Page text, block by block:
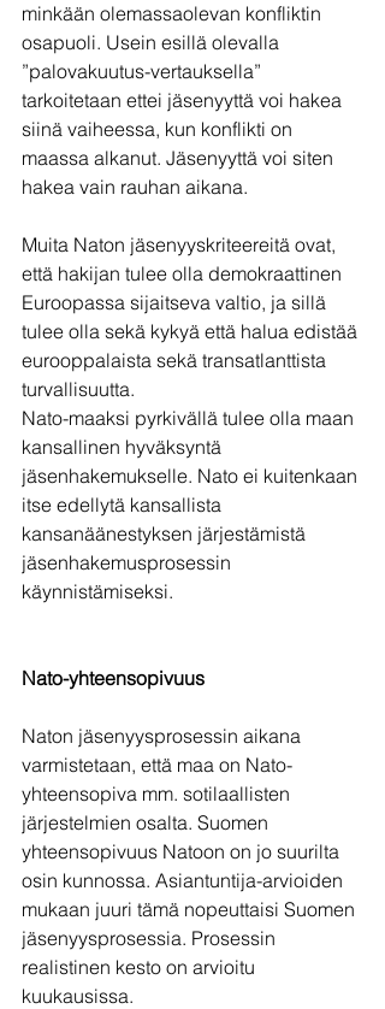
minkään olemassaolevan konfliktin
osapuoli. Usein esillä olevalla
”palovakuutus-vertauksella”
tarkoitetaan ettei jäsenyyttä voi hakea
siinä vaiheessa, kun konflikti on
maassa alkanut. Jäsenyyttä voi siten
hakea vain rauhan aikana.
Muita Naton jäsenyyskriteereitä ovat,
että hakijan tulee olla demokraattinen
Euroopassa sijaitseva valtio, ja sillä
tulee olla sekä kykyä että halua edistää
eurooppalaista sekä transatlanttista
turvallisuutta.
Nato-maaksi pyrkivällä tulee olla maan
kansallinen hyväksyntä
jäsenhakemukselle. Nato ei kuitenkaan
itse edellytä kansallista
kansanäänestyksen järjestämistä
jäsenhakemusprosessin
käynnistämiseksi.
Nato-yhteensopivuus
Naton jäsenyysprosessin aikana
varmistetaan, että maa on Nato-
yhteensopiva mm. sotilaallisten
järjestelmien osalta. Suomen
yhteensopivuus Natoon on jo suurilta
osin kunnossa. Asiantuntija-arvioiden
mukaan juuri tämä nopeuttaisi Suomen
jäsenyysprosessia. Prosessin
realistinen kesto on arvioitu
kuukausissa.